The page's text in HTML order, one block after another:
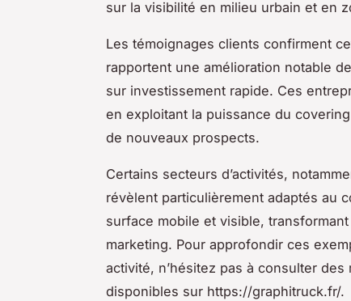
sur la visibilité en milieu urbain et en
Les témoignages clients confirment
rapportent une amélioration notable
sur investissement rapide. Ces
en exploitant la puissance du
de nouveaux prospects.
Certains secteurs d’activités,
révèlent particulièrement adaptés au
surface mobile et visible,
marketing. Pour approfondir ces
activité, n’hésitez pas à consulter
disponibles sur https://graphitruck.fr/.